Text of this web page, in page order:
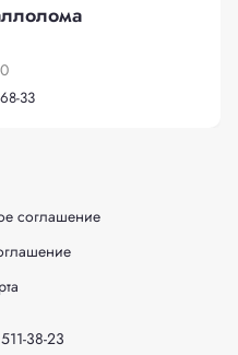
33
соглашение
38-23